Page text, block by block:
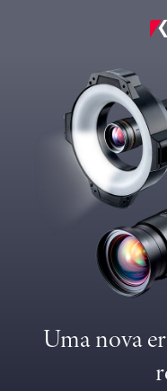
Uma nova